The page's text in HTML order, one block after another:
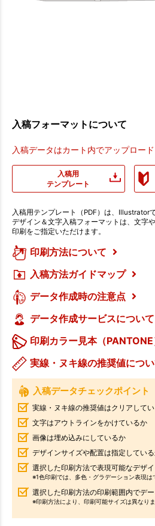
入稿フォーマットについて
入稿データはカート内でアップロード
入稿用
テンプレート
入稿用テンプレート（PDF）は、Illustrator
デザイン＆文字入稿フォーマットは、文字
印刷をご指定いただけます。
印刷方法について
入稿方法ガイドマップ
データ作成時の注意点
データ作成サービスについて
印刷カラー見本（PANTONE
実線・ヌキ線の推奨値につ
入稿データチェックポイント
実線・ヌキ線の推奨値はクリアして
文字はアウトラインをかけているか
画像は埋め込みにしているか
デザインサイズや配置は指定してい
選択した印刷方法で表現可能なデザ
※1色印刷では、多色・グラデーション表現は
選択した印刷方法の印刷範囲内でデ
※印刷方法により、印刷可能サイズは異なりま